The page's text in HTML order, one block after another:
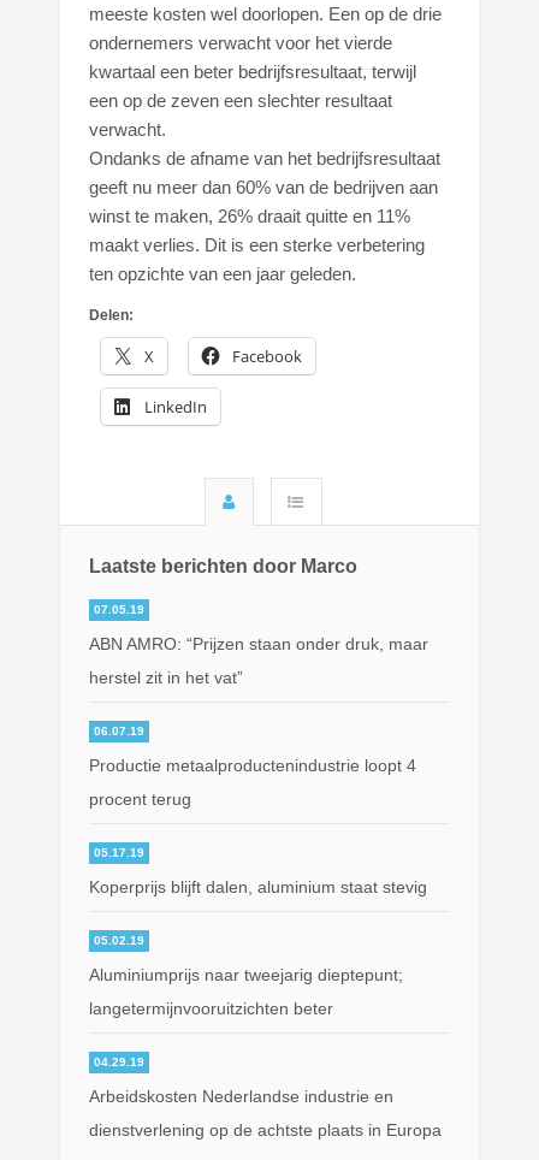
meeste kosten wel doorlopen. Een op de drie
ondernemers verwacht voor het vierde
kwartaal een beter bedrijfsresultaat, terwijl
een op de zeven een slechter resultaat
verwacht.
Ondanks de afname van het bedrijfsresultaat
geeft nu meer dan 60% van de bedrijven aan
winst te maken, 26% draait quitte en 11%
maakt verlies. Dit is een sterke verbetering
ten opzichte van een jaar geleden.
Delen:
X Facebook
LinkedIn
Laatste berichten door Marco
07.05.19
ABN AMRO: “Prijzen staan onder druk, maar
herstel zit in het vat”
06.07.19
Productie metaalproductenindustrie loopt 4
procent terug
05.17.19
Koperprijs blijft dalen, aluminium staat stevig
05.02.19
Aluminiumprijs naar tweejarig dieptepunt;
langetermijnvooruitzichten beter
04.29.19
Arbeidskosten Nederlandse industrie en
dienstverlening op de achtste plaats in Europa